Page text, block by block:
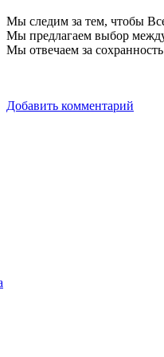
Мы следим за тем, чтобы
Мы предлагаем выбор
Мы отвечаем за
Добавить комментарий